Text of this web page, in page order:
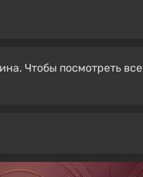
Чтобы посмотреть все